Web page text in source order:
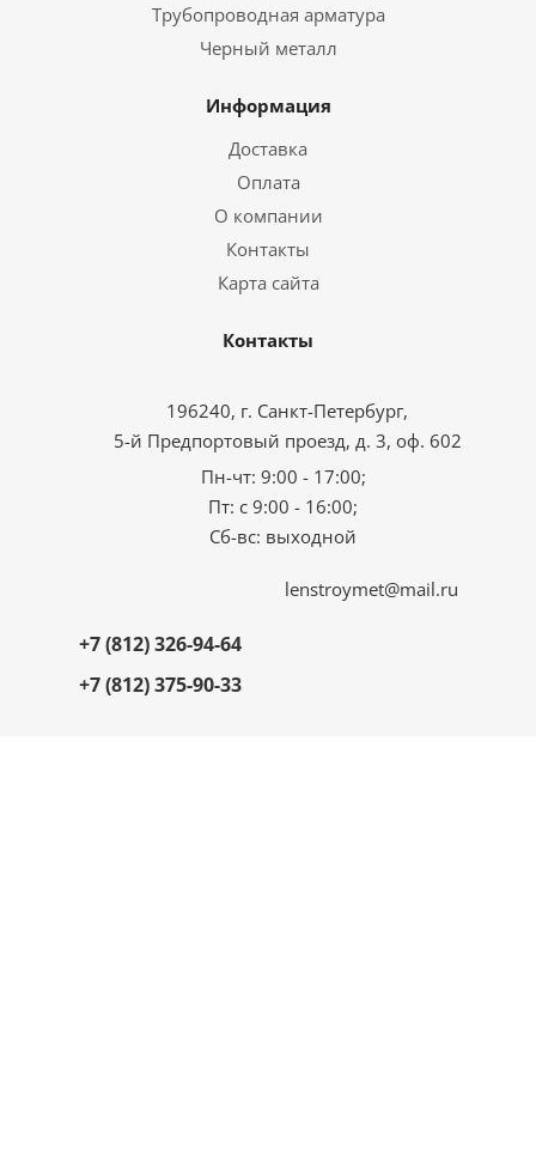
Трубопроводная арматура
Черный металл
Информация
Доставка
Оплата
О компании
Контакты
Карта сайта
Контакты
196240, г. Санкт-Петербург,
5-й Предпортовый проезд, д. 3, оф. 602
Пн-чт: 9:00 - 17:00;
Пт: с 9:00 - 16:00;
Сб-вс: выходной
+7 (812) 326-94-64
+7 (812) 375-90-33
lenstroymet@mail.ru